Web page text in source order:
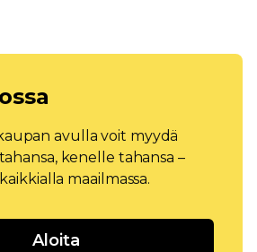
avulla voit myydä
kenelle tahansa –
maailmassa.
Aloita